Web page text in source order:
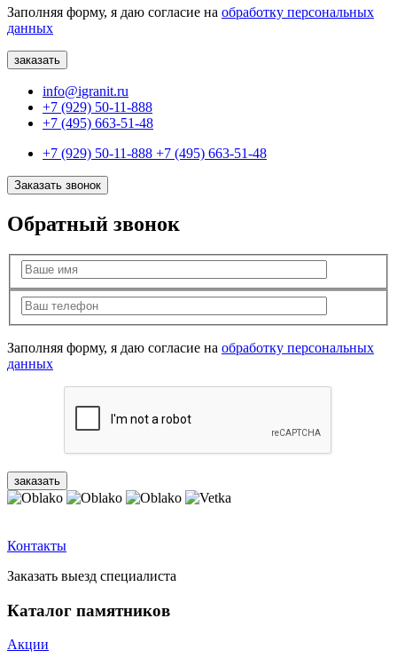
Заполняя форму, я даю согласие на обработку персональных
данных
info@igranit.ru
+7 (929) 50-11-888
+7 (495) 663-51-48
+7 (929) 50-11-888 +7 (495) 663-51-48
Заказать звонок
Обратный звонок
Заполняя форму, я даю согласие на обработку персональных
данных
Контакты
Заказать выезд специалиста
Каталог памятников
Акции